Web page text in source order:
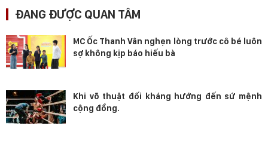
ĐANG ĐƯỢC QUAN TÂM
MC Ốc Thanh Vân nghẹn lòng trước cô bé luôn
sợ không kịp báo hiếu bà
Khi võ thuật đối kháng hướng đến sứ mệnh
cộng đồng.